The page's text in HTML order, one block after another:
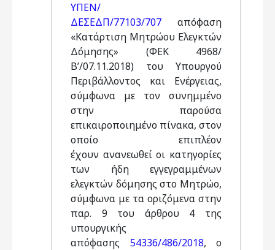
ΥΠΕΝ/
ΔΕΣΕΔΠ/77103/707 απόφαση
«Κατάρτιση Μητρώου Ελεγκτών
Δόμησης» (ΦΕΚ 4968/
Β’/07.11.2018) του Υπουργού
Περιβάλλοντος και Ενέργειας,
σύμφωνα με τον συνημμένο
στην παρούσα
επικαιροποιημένο πίνακα, στον
οποίο επιπλέον
έχουν ανανεωθεί οι κατηγορίες
των ήδη εγγεγραμμένων
ελεγκτών δόμησης στο Μητρώο,
σύμφωνα με τα οριζόμενα στην
παρ. 9 του άρθρου 4 της
υπουργικής
απόφασης 54336/486/2018, ο